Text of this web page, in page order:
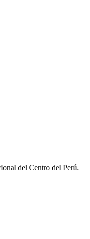
del Centro del Perú.